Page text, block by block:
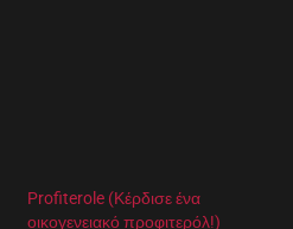
Profiterole (Κέρδισε ένα
οικογενειακό προφιτερόλ!)